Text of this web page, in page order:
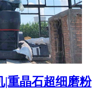
|重晶石超细磨粉